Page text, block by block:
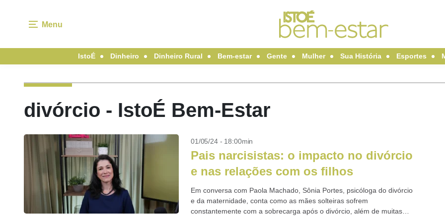
Menu
IstoÉ Dinheiro Dinheiro Rural Bem-estar Gente Mulher Sua História Esportes
divórcio - IstoÉ Bem-Estar
01/05/24 - 18:00min
Pais narcisistas: o impacto no divórcio
e nas relações com os filhos
Em conversa com Paola Machado, Sônia Portes, psicóloga do divórcio
e da maternidade, conta como as mães solteiras sofrem
constantemente com a sobrecarga após o divórcio, além de muitas